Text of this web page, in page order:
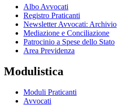
Albo Avvocati
Registro Praticanti
Newsletter Avvocati: Archivio
Mediazione e Conciliazione
Patrocinio a Spese dello Stato
Area Previdenza
Modulistica
Moduli Praticanti
Avvocati